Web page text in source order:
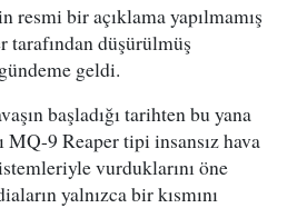
resmi bir açıklama yapılmamış
tarafından düşürülmüş
geldi.
başladığı tarihten bu yana
MQ-9 Reaper tipi insansız hava
vurduklarını öne
yalnızca bir kısmını